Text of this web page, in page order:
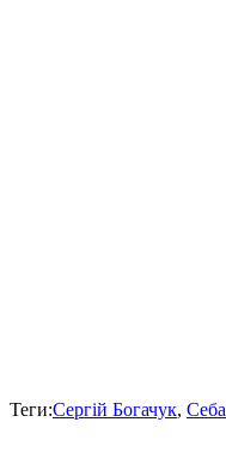
Теги:Сергій Богачук,